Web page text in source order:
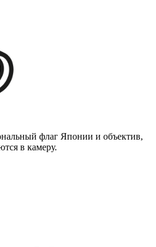
флаг Японии и объектив,
в камеру.